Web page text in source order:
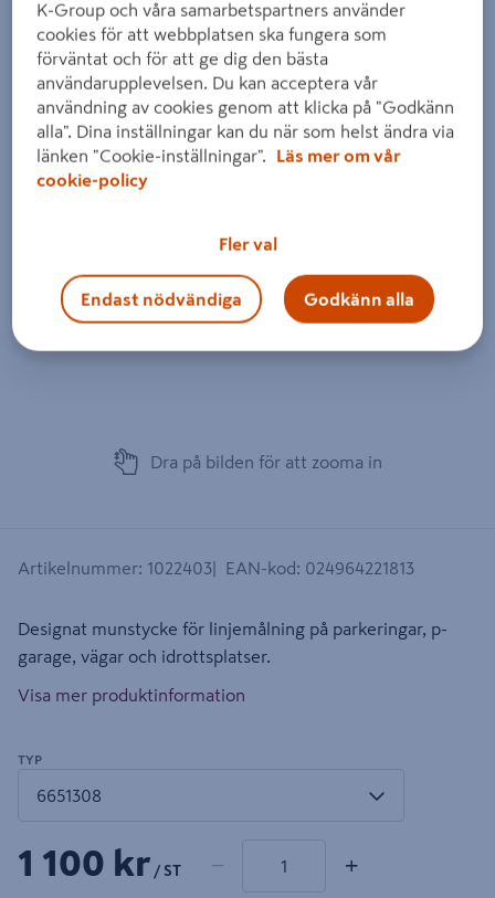
Dra på bilden för att zooma in
Artikelnummer: 1022403 EAN-kod: 024964221813
Designat munstycke för linjemålning på parkeringar, p-
garage, vägar och idrottsplatser.
Visa mer produktinformation
TYP
1 100 kr / ST − +
K-Group och våra samarbetspartners använder
cookies för att webbplatsen ska fungera som
förväntat och för att ge dig den bästa
användarupplevelsen. Du kan acceptera vår
användning av cookies genom att klicka på "Godkänn
alla". Dina inställningar kan du när som helst ändra via
länken "Cookie-inställningar".
Läs mer om vår
cookie-policy
Fler val
Endast nödvändiga Godkänn alla